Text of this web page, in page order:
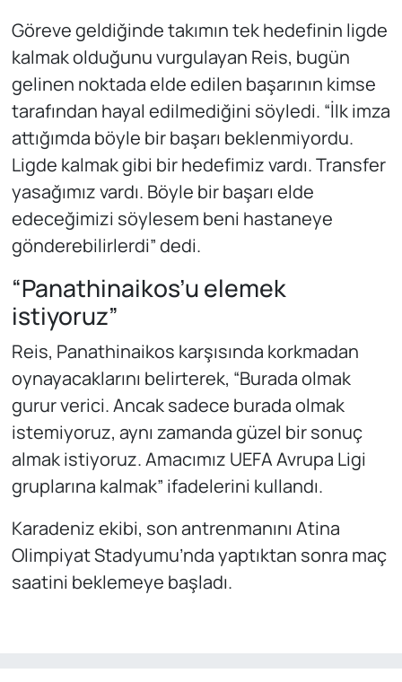
Göreve geldiğinde takımın tek hedefinin ligde
kalmak olduğunu vurgulayan Reis, bugün
gelinen noktada elde edilen başarının kimse
tarafından hayal edilmediğini söyledi. “İlk imza
attığımda böyle bir başarı beklenmiyordu.
Ligde kalmak gibi bir hedefimiz vardı. Transfer
yasağımız vardı. Böyle bir başarı elde
edeceğimizi söylesem beni hastaneye
gönderebilirlerdi” dedi.
“Panathinaikos’u elemek
istiyoruz”
Reis, Panathinaikos karşısında korkmadan
oynayacaklarını belirterek, “Burada olmak
gurur verici. Ancak sadece burada olmak
istemiyoruz, aynı zamanda güzel bir sonuç
almak istiyoruz. Amacımız UEFA Avrupa Ligi
gruplarına kalmak” ifadelerini kullandı.
Karadeniz ekibi, son antrenmanını Atina
Olimpiyat Stadyumu’nda yaptıktan sonra maç
saatini beklemeye başladı.